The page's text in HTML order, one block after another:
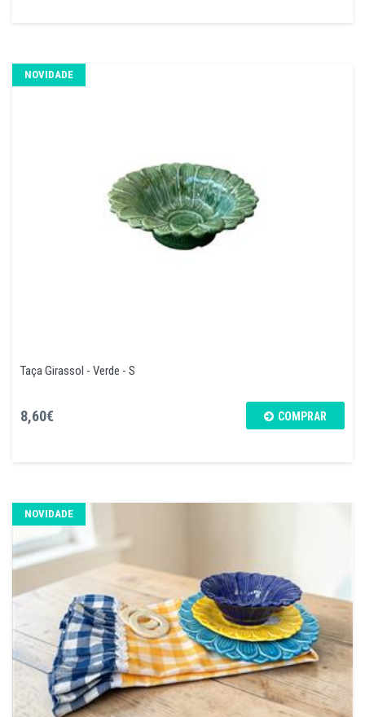
NOVIDADE
Taça Girassol - Verde - S
8,60€ COMPRAR
NOVIDADE